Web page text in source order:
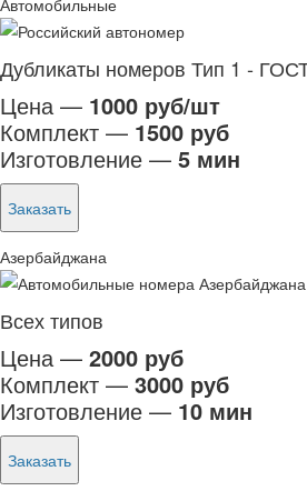
Автомобильные
Дубликаты номеров Тип 1 -
Цена — 1000 руб/шт
Комплект — 1500 руб
Изготовление — 5 мин
Заказать
Азербайджана
Всех типов
Цена — 2000 руб
Комплект — 3000 руб
Изготовление — 10 мин
Заказать